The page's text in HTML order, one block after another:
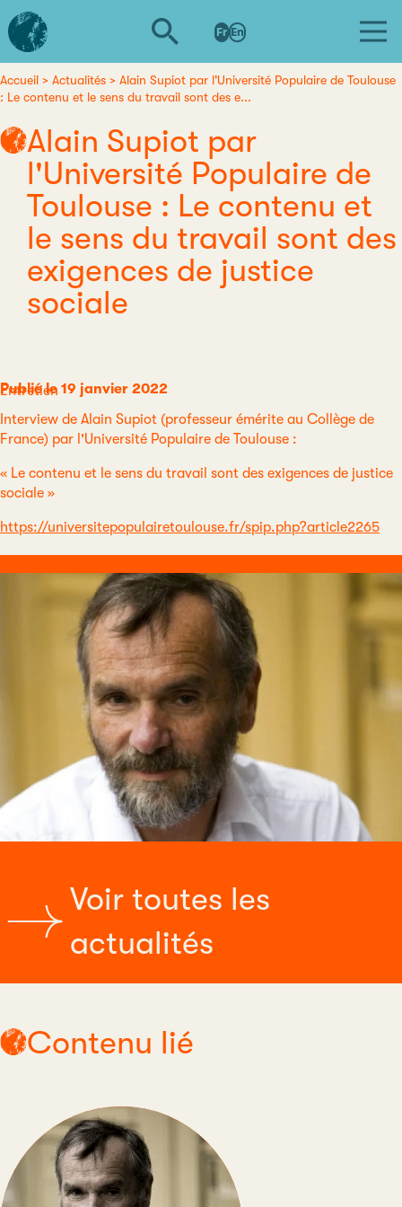
Aller
au
contenu
L'institut
d'études
avancées
de
Nantes
Fr En
Fil
d'Ariane
Accueil Actualités
Alain Supiot par l'Université Populaire de Toulouse
: Le contenu et le sens du travail sont des e...
Alain Supiot par
l'Université Populaire de
Toulouse : Le contenu et
le sens du travail sont des
exigences de justice
sociale
Publié le 19 janvier 2022
Catégorie
Entretien
Interview de Alain Supiot (professeur émérite au Collège de
France) par l'Université Populaire de Toulouse :
« Le contenu et le sens du travail sont des exigences de justice
sociale »
https://universitepopulairetoulouse.fr/spip.php?article2265
Voir toutes les
actualités
Contenu lié